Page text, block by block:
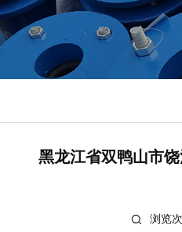
黑龙江省双鸭山市
浏览